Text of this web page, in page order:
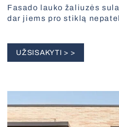
Fasado lauko žaliuzės
dar jiems pro stiklą
UŽSISAKYTI > >